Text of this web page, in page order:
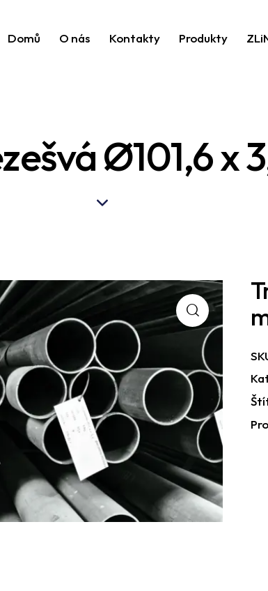
Domů O nás Kontakty Produkty
Ø101,6 x